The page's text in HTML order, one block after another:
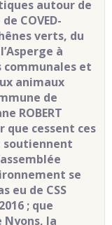
autour de
COVED-
verts, du
à
et
animaux
de
ROBERT
que cessent ces
soutiennent
se
eu de CSS
; que
Nyons, la